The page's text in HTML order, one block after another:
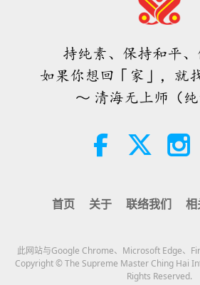
3:05
希望那些仍在
视台见到
焦点新闻
3:40
四至六月（二
4:58
世界各地纯素
持纯素、保持和平、
如果你想回「家」，就
～ 清海无上师（纯
首页 关于 联络我们 相
此网站与Google Chrome、Microsoft Edge、
Copyright © The Supreme Master Ching Hai
Rights Reserved.